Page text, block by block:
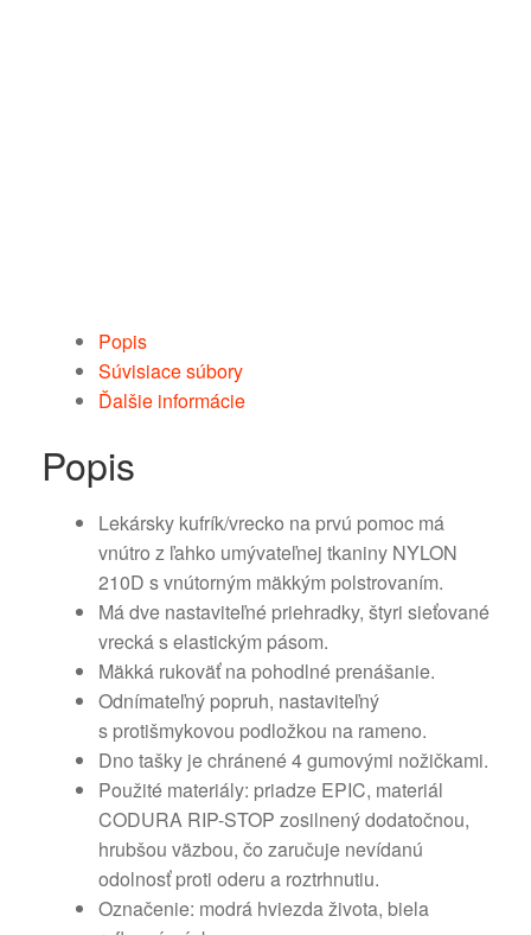
Popis
Súvisiace súbory
Ďalšie informácie
Popis
Lekársky kufrík/vrecko na prvú pomoc má
vnútro z ľahko umývateľnej tkaniny NYLON
210D s vnútorným mäkkým polstrovaním.
Má dve nastaviteľné priehradky, štyri sieťované
vrecká s elastickým pásom.
Mäkká rukoväť na pohodlné prenášanie.
Odnímateľný popruh, nastaviteľný
s protišmykovou podložkou na rameno.
Dno tašky je chránené 4 gumovými nožičkami.
Použité materiály: priadze EPIC, materiál
CODURA RIP-STOP zosilnený dodatočnou,
hrubšou väzbou, čo zaručuje nevídanú
odolnosť proti oderu a roztrhnutiu.
Označenie: modrá hviezda života, biela